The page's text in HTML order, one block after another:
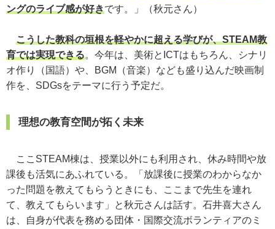
ングのライブ感が好きです。」（秋元さん）
こうした教科の垣根を軽やかに超える学びが、STEAM教
育では実現できる。今年は、美術とICTはもちろん、シナリ
オ作り（国語）や、BGM（音楽）なども盛り込んだ映画制
作を、SDGsをテーマに行う予定だ。
理想の教育空間が拓く未来
ここSTEAM棟は、授業以外にも利用され、休み時間や放
課後も活気にあふれている。「放課後に授業のわからなか
った問題を教えてもらうときにも、ここまで先生を連れ
て、教えてもらいます」と秋元さんは話す。石井喜大さん
は、自身が代表を務める団体・国際交流ボランティアのミ